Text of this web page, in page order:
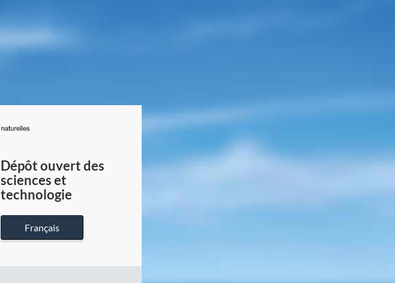
du
Canada
Dépôt ouvert des
sciences et
technologie
Français